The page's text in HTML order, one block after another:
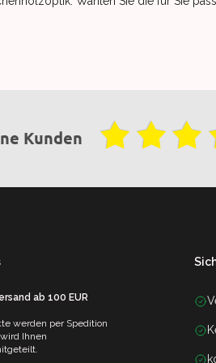
Kunden
ab 100 EUR
werden per Spedition
Ihnen